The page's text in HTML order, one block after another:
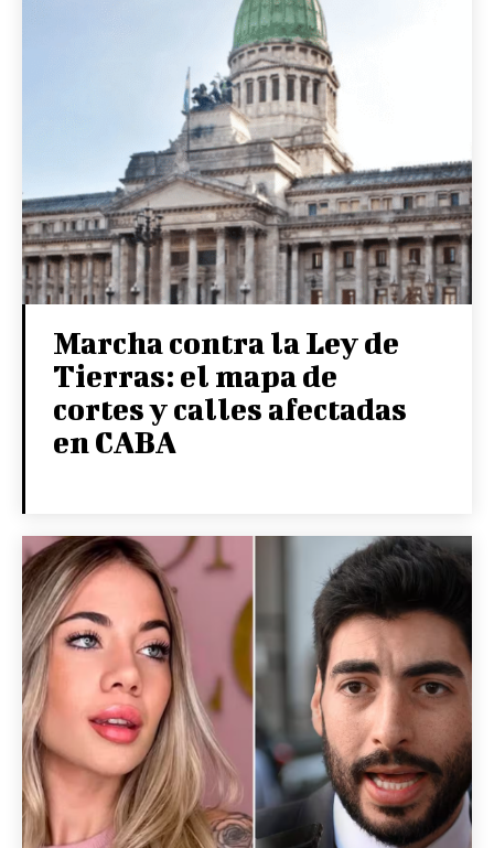
Marcha contra la Ley de
Tierras: el mapa de
cortes y calles afectadas
en CABA